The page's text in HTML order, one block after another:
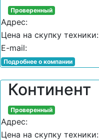
Проверенный
Адрес:
Цена на скупку техники:
E-mail:
Подробнее о компании
Континент
Проверенный
Адрес:
Цена на скупку техники: